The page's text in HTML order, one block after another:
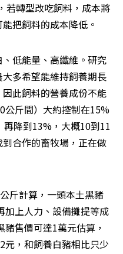
若轉型改吃飼料，成本將
把飼料的成本降低。
低能量、高纖維。研究
多希望能維持飼養期長
此飼料的營養成份不能
公斤間）大約控制在15%
降到13%，大概10到11
合作的畜牧場，正在做
斤計算，一頭本土黑豬
加上人力、設備攤提等成
售價可達1萬元估算，
元，和飼養白豬相比只少